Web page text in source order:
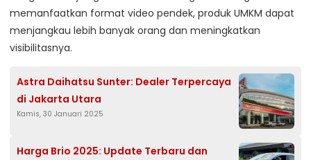
memanfaatkan format video pendek, produk UMKM dapat
menjangkau lebih banyak orang dan meningkatkan
visibilitasnya.
Astra Daihatsu Sunter: Dealer Terpercaya
di Jakarta Utara
Kamis, 30 Januari 2025
Harga Brio 2025: Update Terbaru dan